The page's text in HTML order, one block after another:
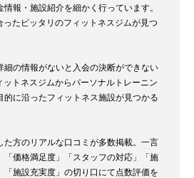
報・施設紹介を細かく行っています。
ったピッタリのフィットネスジムが見つ
細の情報がないと入会の決断ができない
ットネスジムからパーソナルトレーニン
的に沿ったフィットネス施設が見つかる
た方のリアルな口コミが多数掲載。一言
「価格満足度」「スタッフの対応」「施
「施設充実度」の切り口にて点数評価を